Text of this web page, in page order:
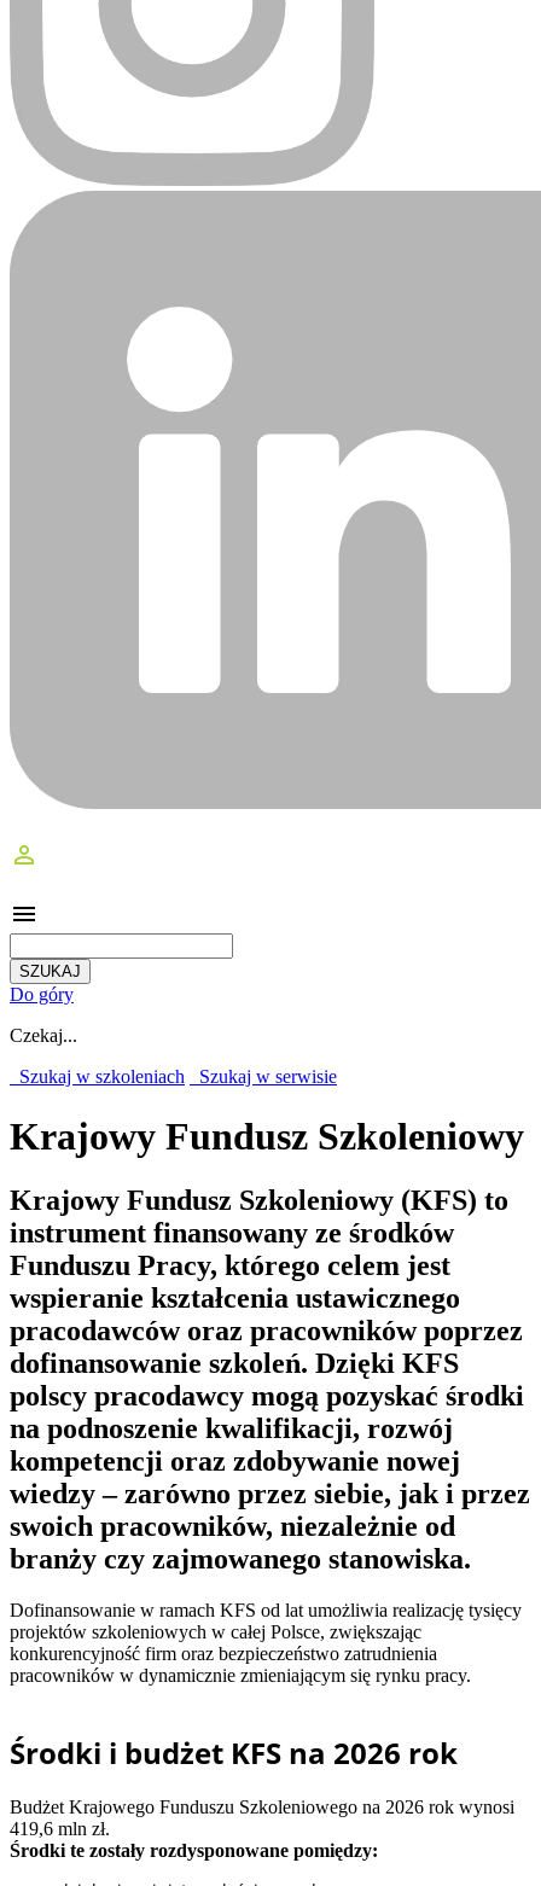
perm_identity
menu
Do góry
Czekaj...
Szukaj w szkoleniach
Szukaj w serwisie
Krajowy Fundusz Szkoleniowy
Krajowy Fundusz Szkoleniowy (KFS) to
instrument finansowany ze środków
Funduszu Pracy, którego celem jest
wspieranie kształcenia ustawicznego
pracodawców oraz pracowników poprzez
dofinansowanie szkoleń. Dzięki KFS
polscy pracodawcy mogą pozyskać środki
na podnoszenie kwalifikacji, rozwój
kompetencji oraz zdobywanie nowej
wiedzy – zarówno przez siebie, jak i przez
swoich pracowników, niezależnie od
branży czy zajmowanego stanowiska.
Dofinansowanie w ramach KFS od lat umożliwia realizację tysięcy
projektów szkoleniowych w całej Polsce, zwiększając
konkurencyjność firm oraz bezpieczeństwo zatrudnienia
pracowników w dynamicznie zmieniającym się rynku pracy.
Środki i budżet KFS na 2026 rok
Budżet Krajowego Funduszu Szkoleniowego na 2026 rok wynosi
419,6 mln zł.
Środki te zostały rozdysponowane pomiędzy: